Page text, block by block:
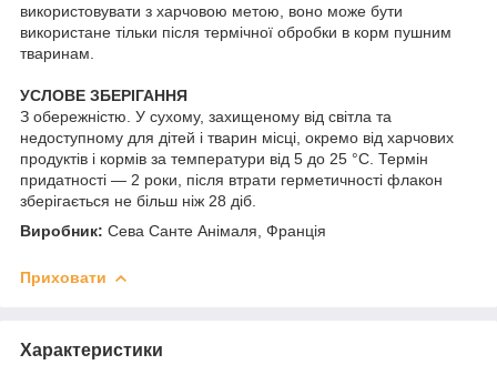
використовувати з харчовою метою, воно може бути
використане тільки після термічної обробки в корм пушним
тваринам.
УСЛОВЕ ЗБЕРІГАННЯ
З обережністю. У сухому, захищеному від світла та
недоступному для дітей і тварин місці, окремо від харчових
продуктів і кормів за температури від 5 до 25 °C. Термін
придатності — 2 роки, після втрати герметичності флакон
зберігається не більш ніж 28 діб.
Виробник: Сева Санте Анімаля, Франція
Приховати
Характеристики